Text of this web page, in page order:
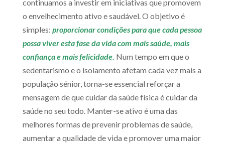
continuamos a investir em iniciativas que promovem
o envelhecimento ativo e saudável. O objetivo é
simples: proporcionar condições para que cada pessoa
possa viver esta fase da vida com mais saúde, mais
confiança e mais felicidade. Num tempo em que o
sedentarismo e o isolamento afetam cada vez mais a
população sénior, torna-se essencial reforçar a
mensagem de que cuidar da saúde física é cuidar da
saúde no seu todo. Manter-se ativo é uma das
melhores formas de prevenir problemas de saúde,
aumentar a qualidade de vida e promover uma maior